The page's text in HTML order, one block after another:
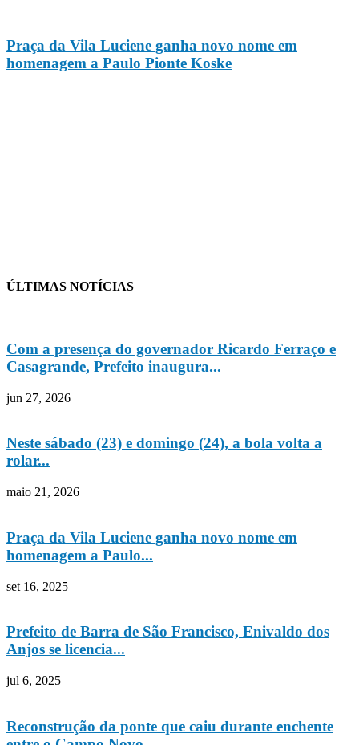
Praça da Vila Luciene ganha novo nome em
homenagem a Paulo Pionte Koske
ÚLTIMAS NOTÍCIAS
Com a presença do governador Ricardo Ferraço e
Casagrande, Prefeito inaugura...
jun 27, 2026
Neste sábado (23) e domingo (24), a bola volta a
rolar...
maio 21, 2026
Praça da Vila Luciene ganha novo nome em
homenagem a Paulo...
set 16, 2025
Prefeito de Barra de São Francisco, Enivaldo dos
Anjos se licencia...
jul 6, 2025
Reconstrução da ponte que caiu durante enchente